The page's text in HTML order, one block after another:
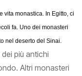
vita monastica. In Egitto, ci
fa. Uno dei monasteri
nel deserto del Sinai.
più antichi
Altri monasteri